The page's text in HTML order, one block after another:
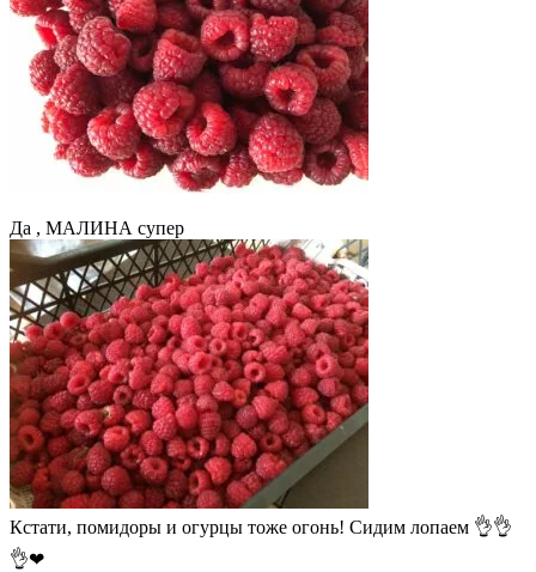
Да , МАЛИНА супер
Кстати, помидоры и огурцы тоже огонь! Сидим лопаем 👌👌
👌❤